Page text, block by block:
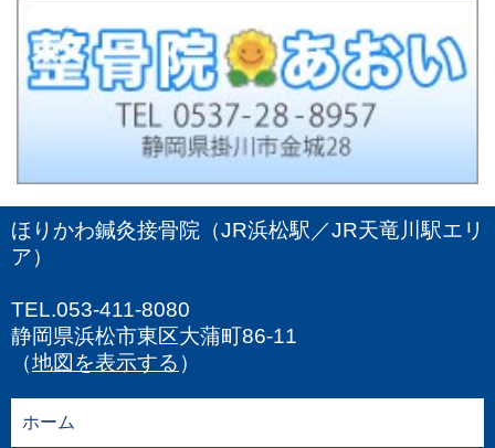
ほりかわ鍼灸接骨院（JR浜松駅／JR天竜川駅エリ
ア）
TEL.053-411-8080
静岡県浜松市東区大蒲町86-11
（地図を表示する ）
ホーム